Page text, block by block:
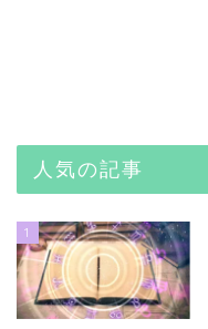
人気の記事
1